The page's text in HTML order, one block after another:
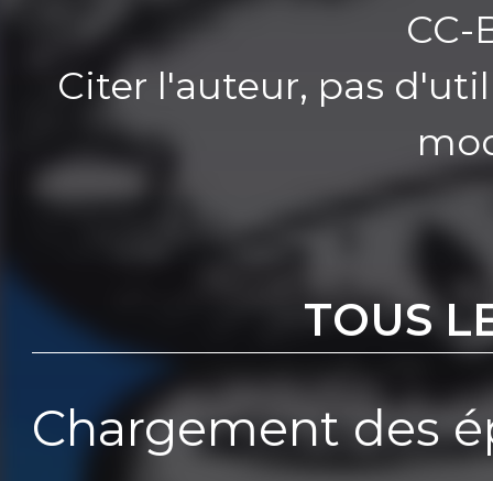
CC-
Citer l'auteur, pas
TOUS
Chargement des